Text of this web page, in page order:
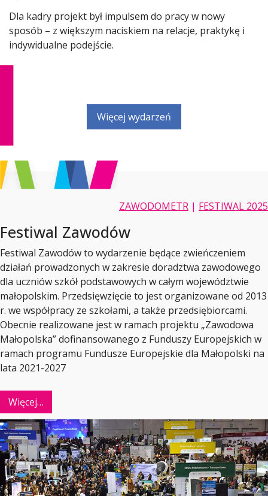
Dla kadry projekt był impulsem do pracy w nowy
sposób – z większym naciskiem na relacje, praktykę i
indywidualne podejście.
Więcej wydarzeń
ZAWODOMETR | FESTIWAL 2025
Festiwal Zawodów
Festiwal Zawodów to wydarzenie będące zwieńczeniem
działań prowadzonych w zakresie doradztwa zawodowego
dla uczniów szkół podstawowych w całym województwie
małopolskim. Przedsięwzięcie to jest organizowane od 2013
r. we współpracy ze szkołami, a także przedsiębiorcami.
Obecnie realizowane jest w ramach projektu „Zawodowa
Małopolska” dofinansowanego z Funduszy Europejskich w
ramach programu Fundusze Europejskie dla Małopolski na
lata 2021-2027
Więcej…